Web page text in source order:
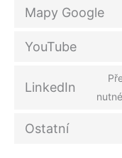
Mapy Google
YouTube
LinkedIn
Ostatní